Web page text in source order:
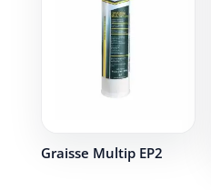
Graisse Multip EP2